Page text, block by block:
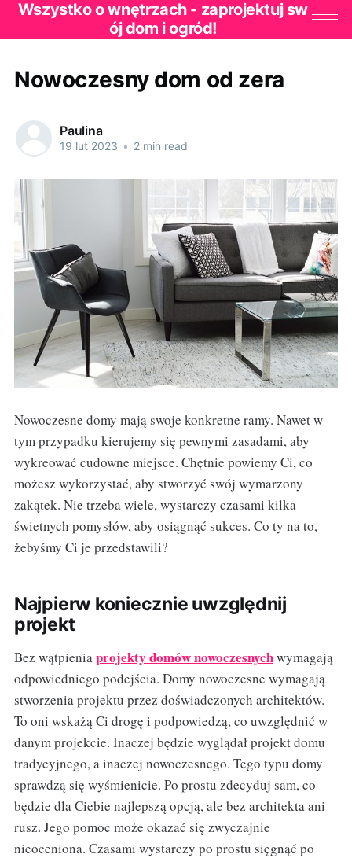
Wszystko o wnętrzach - zaprojektuj sw
ój dom i ogród!
Nowoczesny dom od zera
Paulina
19 lut 2023 • 2 min read
Nowoczesne domy mają swoje konkretne ramy. Nawet w
tym przypadku kierujemy się pewnymi zasadami, aby
wykreować cudowne miejsce. Chętnie powiemy Ci, co
możesz wykorzystać, aby stworzyć swój wymarzony
zakątek. Nie trzeba wiele, wystarczy czasami kilka
świetnych pomysłów, aby osiągnąć sukces. Co ty na to,
żebyśmy Ci je przedstawili?
Najpierw koniecznie uwzględnij
projekt
Bez wątpieniaprojekty domów nowoczesnychwymagają
odpowiedniego podejścia. Domy nowoczesne wymagają
stworzenia projektu przez doświadczonych architektów.
To oni wskażą Ci drogę i podpowiedzą, co uwzględnić w
danym projekcie. Inaczej będzie wyglądał projekt domu
tradycyjnego, a inaczej nowoczesnego. Tego typu domy
sprawdzą się wyśmienicie. Po prostu zdecyduj sam, co
będzie dla Ciebie najlepszą opcją, ale bez architekta ani
rusz. Jego pomoc może okazać się zwyczajnie
nieoceniona. Czasami wystarczy po prostu sięgnąć po